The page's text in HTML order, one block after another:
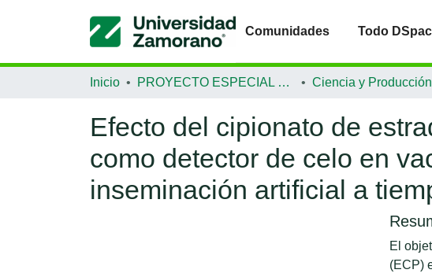
Comunidades Todo
Inicio PROYECTO ESPECIAL DE GRADUACIÓN
Efecto del cipionato de
como detector de celo en
inseminación artificial a
El
(ECP)